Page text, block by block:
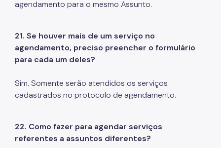
agendamento para o mesmo Assunto.
21. Se houver mais de um serviço no
agendamento, preciso preencher o formulário
para cada um deles?
Sim. Somente serão atendidos os serviços
cadastrados no protocolo de agendamento.
22. Como fazer para agendar serviços
referentes a assuntos diferentes?